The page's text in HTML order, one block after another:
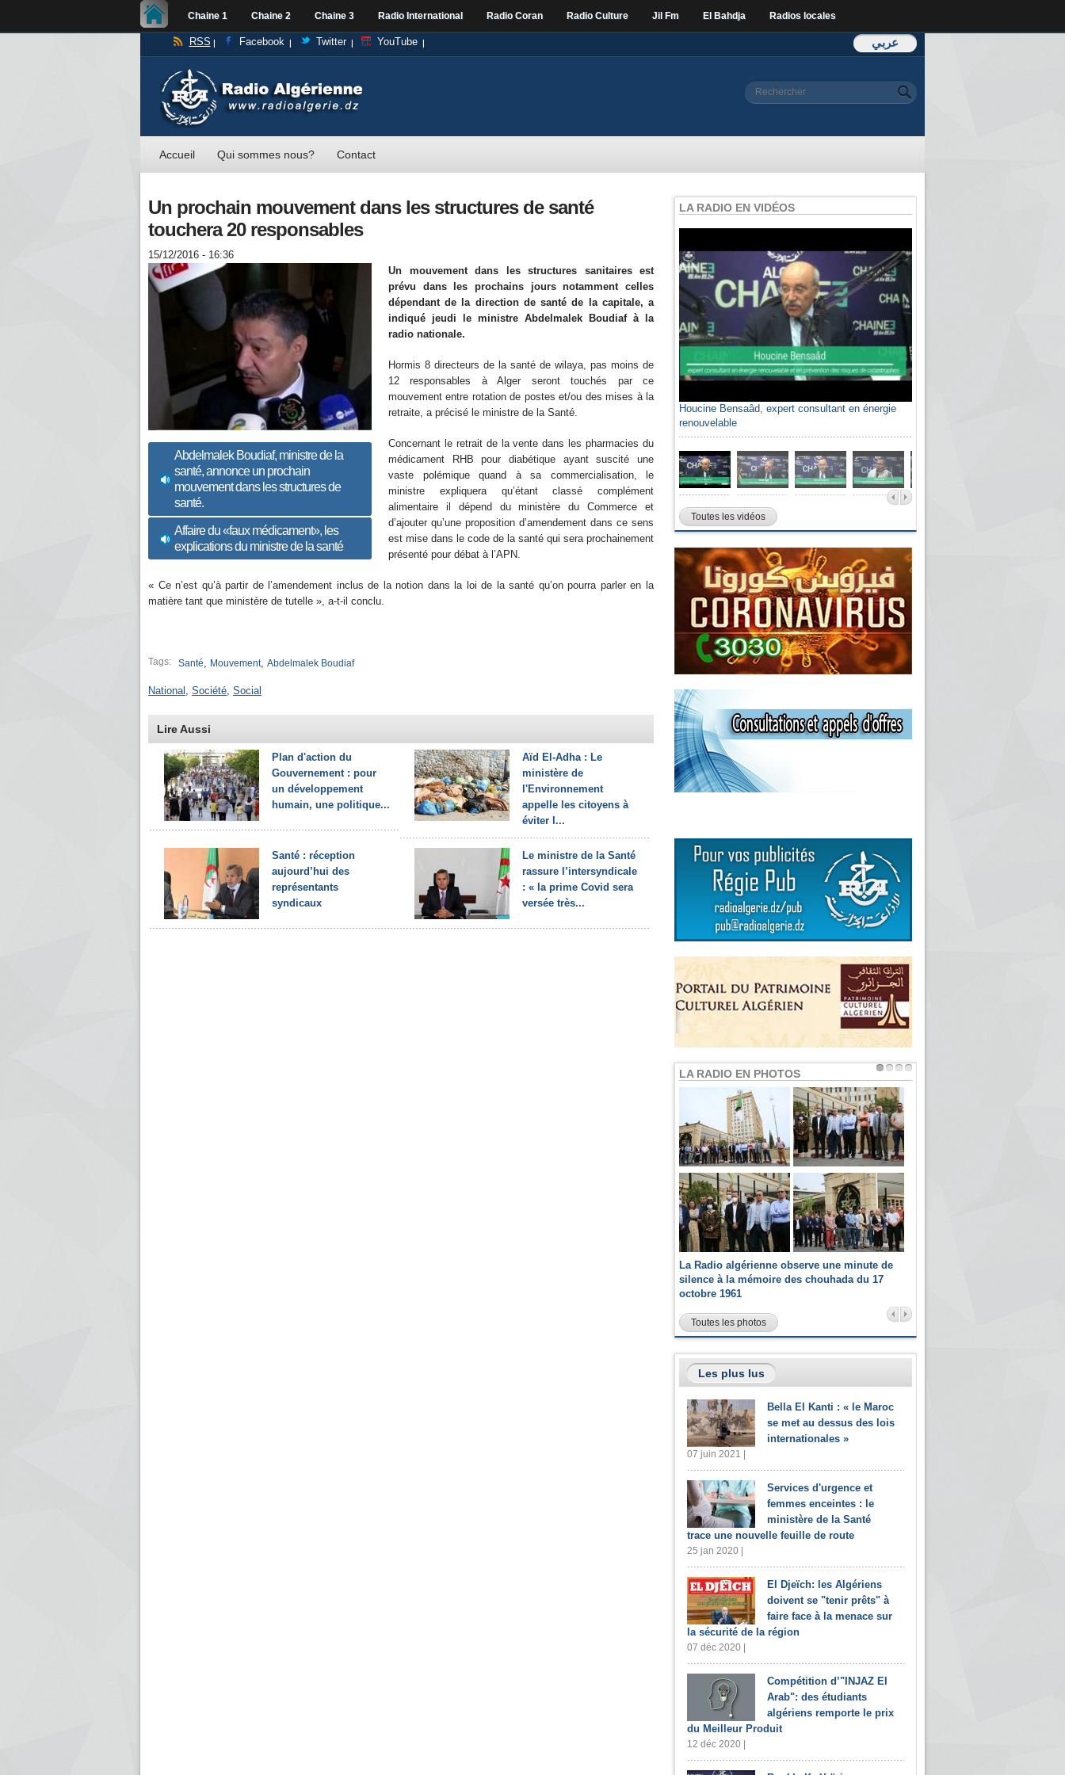
Chaine 1 Chaine 2 Chaine 3 Radio International Radio Coran Radio Culture Jil Fm El Bahdja Radios locales
عربي RSS Facebook Twitter YouTube
Formulaire de
Rechercher
Accueil Qui sommes nous? Contact
Un prochain mouvement dans les structures de santé
touchera 20 responsables
15/12/2016 - 16:36
Abdelmalek Boudiaf, ministre de la
santé, annonce un prochain
mouvement dans les structures de
santé.
Affaire du «faux médicament», les
explications du ministre de la santé
Un mouvement dans les structures sanitaires est
prévu dans les prochains jours notamment celles
dépendant de la direction de santé de la capitale, a
indiqué jeudi le ministre Abdelmalek Boudiaf à la
radio nationale.
Hormis 8 directeurs de la santé de wilaya, pas moins de
12 responsables à Alger seront touchés par ce
mouvement entre rotation de postes et/ou des mises à la
retraite, a précisé le ministre de la Santé.
Concernant le retrait de la vente dans les pharmacies du
médicament RHB pour diabétique ayant suscité une
vaste polémique quand à sa commercialisation, le
ministre expliquera qu’étant classé complément
alimentaire il dépend du ministère du Commerce et
d’ajouter qu’une proposition d’amendement dans ce sens
est mise dans le code de la santé qui sera prochainement
présenté pour débat à l’APN.
« Ce n’est qu’à partir de l’amendement inclus de la notion dans la loi de la santé qu’on pourra parler en la
matière tant que ministère de tutelle », a-t-il conclu.
Tags: Santé, Mouvement, Abdelmalek Boudiaf
National , Société, Social
Lire Aussi
Plan d'action du
Gouvernement : pour
un développement
humain, une politique...
Aïd El-Adha : Le
ministère de
l'Environnement
appelle les citoyens à
éviter l...
Santé : réception
aujourd’hui des
représentants
syndicaux
Le ministre de la Santé
rassure l’intersyndicale
: « la prime Covid sera
versée très...
LA RADIO EN VIDÉOS
Houcine Bensaâd, expert consultant en énergie
renouvelable
Toutes les vidéos
LA RADIO EN PHOTOS
La Radio algérienne observe une minute de
silence à la mémoire des chouhada du 17
octobre 1961
Toutes les photos
Les plus lus
Bella El Kanti : « le Maroc
se met au dessus des lois
internationales »
07 juin 2021 |
Services d'urgence et
femmes enceintes : le
ministère de la Santé
trace une nouvelle feuille de route
25 jan 2020 |
El Djeïch: les Algériens
doivent se "tenir prêts" à
faire face à la menace sur
la sécurité de la région
07 déc 2020 |
Compétition d’"INJAZ El
Arab": des étudiants
algériens remporte le prix
du Meilleur Produit
12 déc 2020 |